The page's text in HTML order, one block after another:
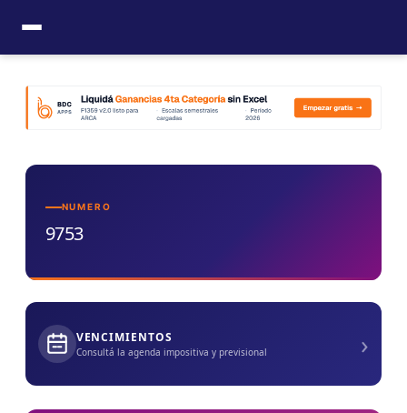
contenido
NUMERO
9753
VENCIMIENTOS
Consultá la agenda impositiva y previsional ›